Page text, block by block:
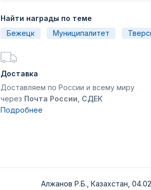
Найти награды по теме
Бежецк
Муниципалитет
Доставка
Доставляем по России и всему миру
через Почта России, СДЕК
Подробнее
Алжанов Р.Б., Казахстан,